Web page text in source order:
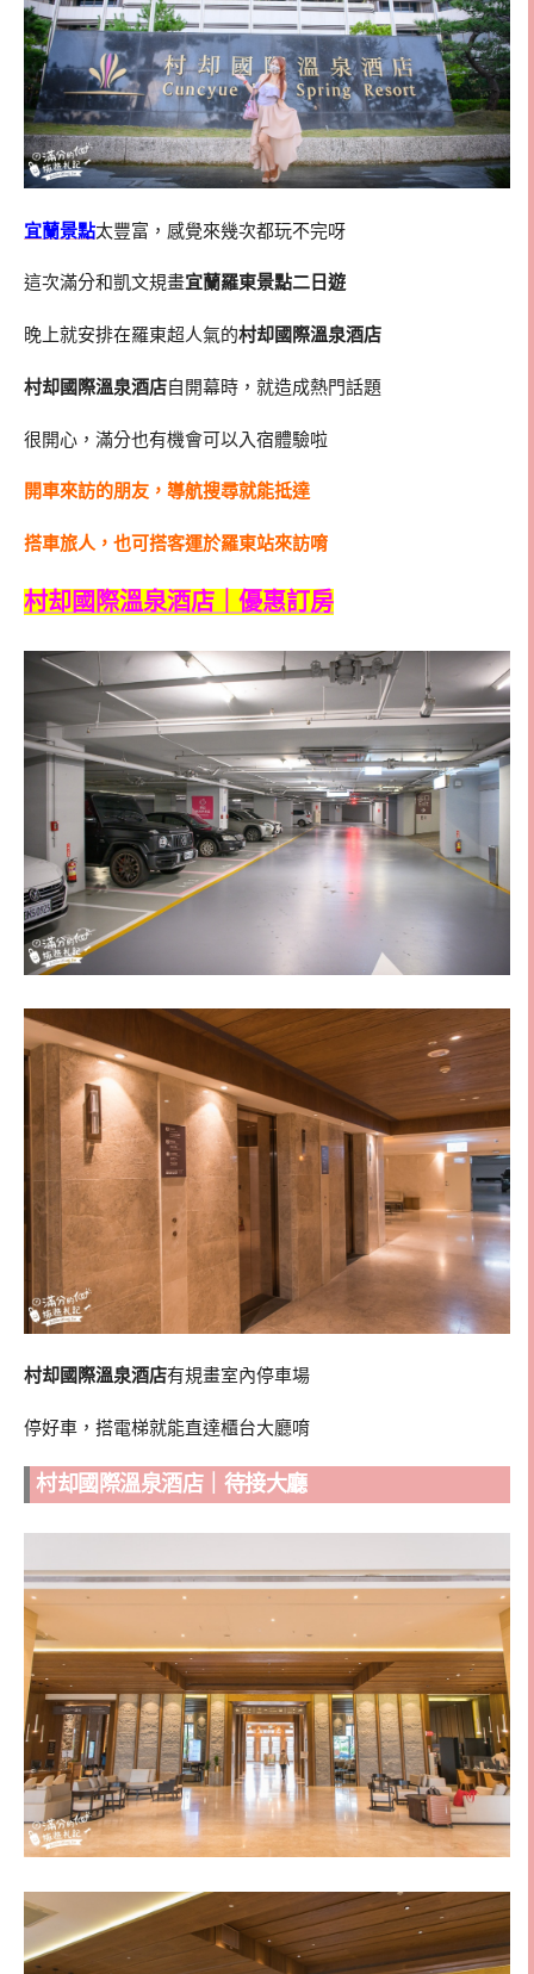
宜蘭景點太豐富，感覺來幾次都玩不完呀
這次滿分和凱文規畫宜蘭羅東景點二日遊
晚上就安排在羅東超人氣的村却國際溫泉酒店
村却國際溫泉酒店自開幕時，就造成熱門話題
很開心，滿分也有機會可以入宿體驗啦
開車來訪的朋友，導航搜尋就能抵達
搭車旅人，也可搭客運於羅東站來訪唷
村却國際溫泉酒店｜優惠訂房
村却國際溫泉酒店有規畫室內停車場
停好車，搭電梯就能直達櫃台大廳唷
村却國際溫泉酒店｜待接大廳